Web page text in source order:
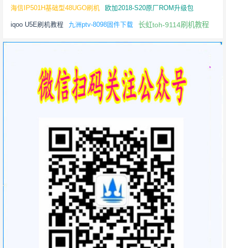
海信IP501H基础型48UGO刷机 欧加2018-S20原厂ROM升级包
iqoo U5E刷机教程 九洲ptv-8098固件下载 长虹toh-9114刷机教程